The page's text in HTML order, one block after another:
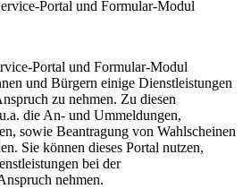
Portal und Formular-Modul
Portal und Formular-Modul
und Bürgern einige Dienstleistungen
zu nehmen. Zu diesen
die An- und Ummeldungen,
sowie Beantragung von Wahlscheinen
Sie können dieses Portal nutzen,
bei der
nehmen.